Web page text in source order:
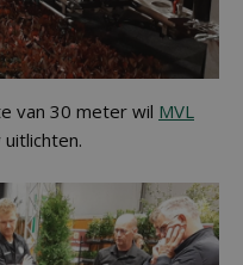
van 30 meter wil MVL